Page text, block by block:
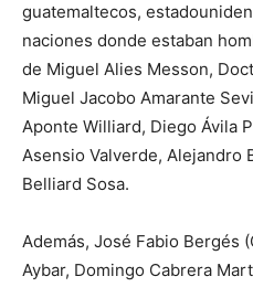
guatemaltecos,
naciones donde estaban
de Miguel Alies Messon,
Miguel Jacobo Amarante
Aponte Williard, Diego Ávila
Asensio Valverde, Alejandro
Belliard Sosa.
Además, José Fabio Bergés
Aybar, Domingo Cabrera